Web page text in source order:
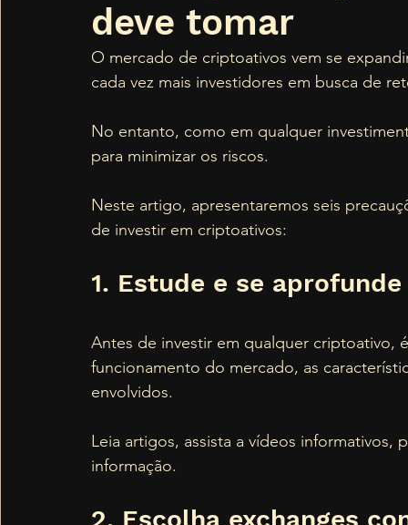
deve tomar
O mercado de criptoativos vem se
cada vez mais investidores em busca de
No entanto, como em qualquer
para minimizar os riscos.
Neste artigo, apresentaremos seis
de investir em criptoativos:
1. Estude e se
Antes de investir em qualquer
funcionamento do mercado, as
envolvidos.
Leia artigos, assista a vídeos
informação.